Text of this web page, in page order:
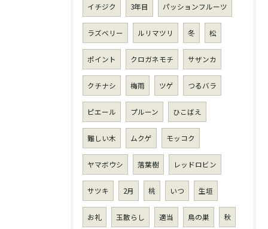
イチジク 3年目 パッションフルーツ
ラズベリー ルリマツリ 冬 松
ポイント クロガネモチ サザンカ
クチナシ 梅雨 ツゲ つるバラ
ピエール プルーン ひこばえ
難しい木 ムクゲ モッコク
ヤマボウシ 落葉樹 レッドロビン
サツキ 2月 桃 いつ 生垣
お礼 玉散らし 適当 鳥の巣 秋